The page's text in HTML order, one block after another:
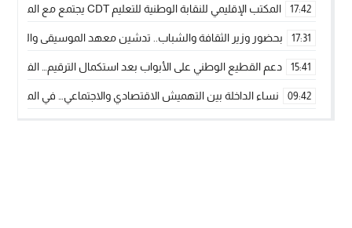
17:42 المكتب الإقليمي للنقابة الوطنية للتعليم CDT يجتمع مع المدير الإقليمي لمناقشة ملفات جوهرية لنساء ورجال التعليم
17:31 بحضور وزير الثقافة والشباب.. تدشين معهد الموسيقى والفنون
15:41 دعم القطيع الوطني على الأبواب بعد استكمال الترقيم…
09:42 نساء الداخلة بين التهميش الاقتصادي والاجتماعي… في المؤسسات